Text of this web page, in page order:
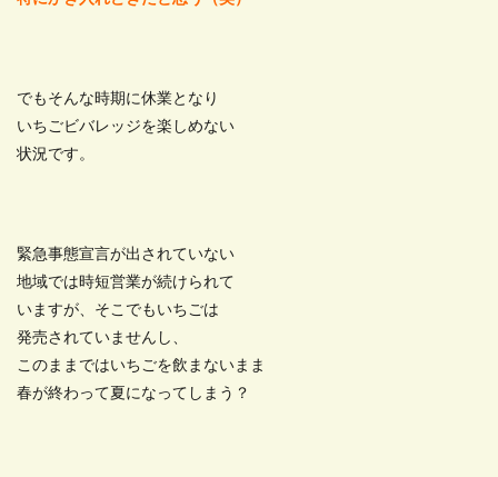
でもそんな時期に休業となり
いちごビバレッジを楽しめない
状況です。
緊急事態宣言が出されていない
地域では時短営業が続けられて
いますが、そこでもいちごは
発売されていませんし、
このままではいちごを飲まないまま
春が終わって夏になってしまう？